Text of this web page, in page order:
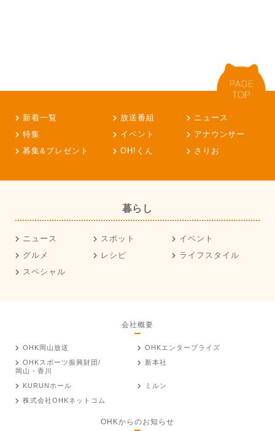
新着一覧 放送番組
ニュース
特集
イベント
アナウンサー
募集&プレゼント
OH!くん さりお
暮らし
ニュース スポット
イベント
グルメ
レシピ
ライフスタイル
スペシャル
会社概要
OHK岡山放送
OHKエンタープライズ
OHKスポーツ振興財団/
岡山・香川
新本社
KURUNホール
ミルン
株式会社OHKネットコム
OHKからのお知らせ